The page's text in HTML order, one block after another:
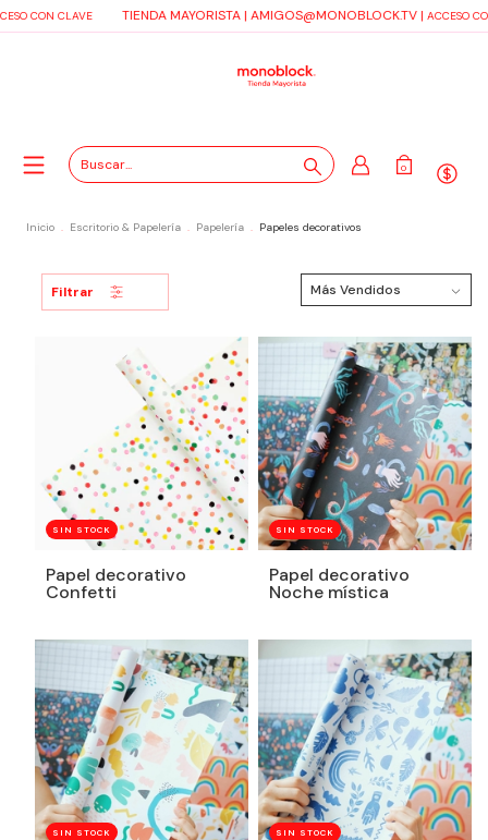
CON CLAVE TIENDA MAYORISTA |AMIGOS@MONOBLOCK.TV|ACCESO
0
Inicio . Escritorio & Papelería . Papelería . Papeles decorativos
Filtrar
SIN STOCK
Papel decorativo
Confetti
SIN STOCK
Papel decorativo
Noche mística
SIN STOCK SIN STOCK